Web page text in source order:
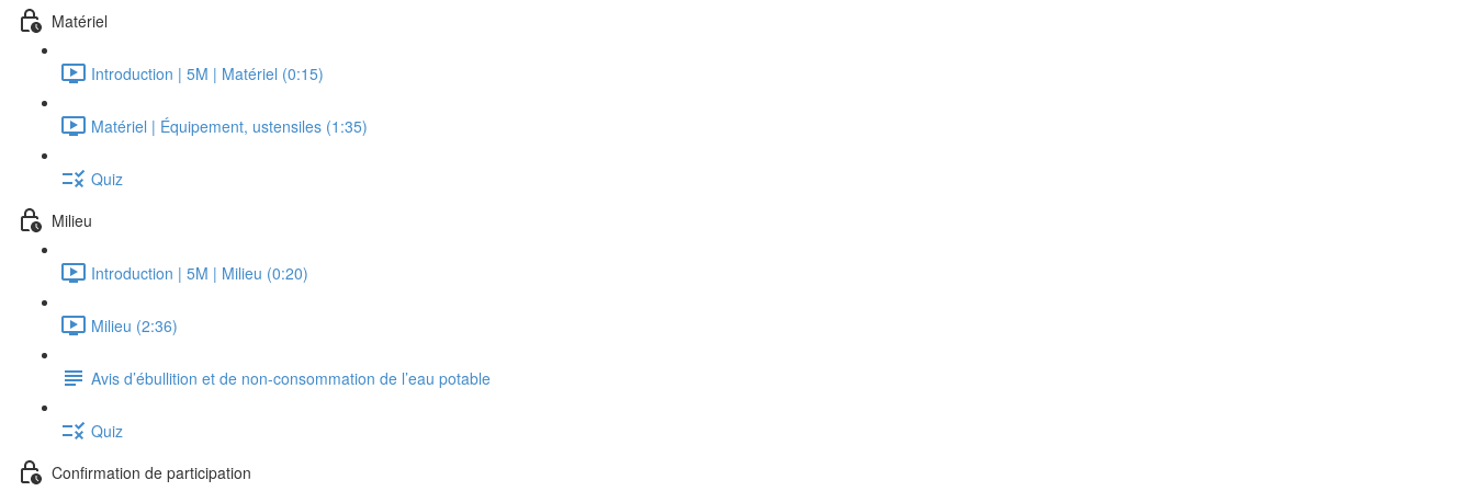
Matériel
Introduction | 5M | Matériel (0:15)
Matériel | Équipement, ustensiles (1:35)
Quiz
Milieu
Introduction | 5M | Milieu (0:20)
Milieu (2:36)
Avis d’ébullition et de non-consommation de l’eau potable
Quiz
Confirmation de participation